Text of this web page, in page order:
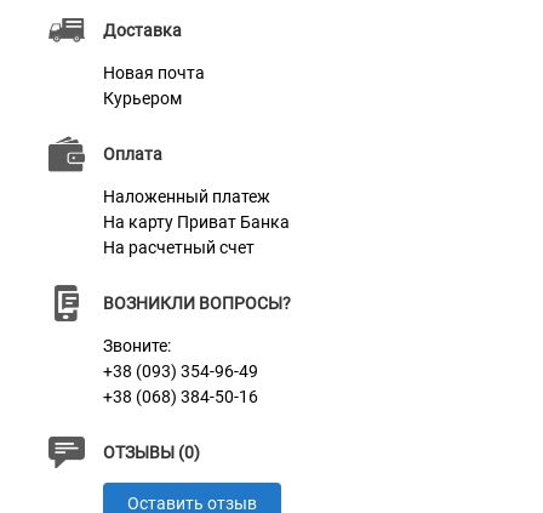
Доставка
Новая почта
Курьером
Оплата
Наложенный платеж
На карту Приват Банка
На расчетный счет
ВОЗНИКЛИ ВОПРОСЫ?
Звоните:
+38 (093) 354-96-49
+38 (068) 384-50-16
ОТЗЫВЫ (0)
Оставить отзыв
конструкцией и элегантным внешним видом.
Идеальный выбор для фотографов, ценящих
эстетику и удобство.
с DSLR / SLR и винтажными камерами, такими как
Canon, Nikon, Sony, Fujifilm и многими другими
цифровыми камерами. Также может использоваться
Характеристики
Материал